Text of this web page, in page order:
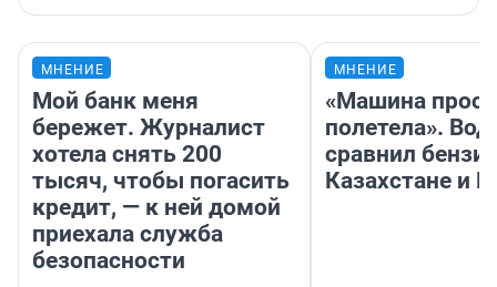
Обрушившийся в Кузбассе склад Wildberries
планирует возобновить работу — что
происходит внутри
4 918 8
5
Наручники вместо Rolex: как судили экс-
главу Минздрава Кузбасса и бывшего
миллионера Дмитрия Беглова
4 587 15